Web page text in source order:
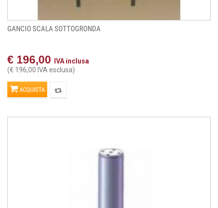
GANCIO SCALA SOTTOGRONDA
€ 196,00
IVA inclusa
(€ 196,00 IVA esclusa)
ACQUISTA